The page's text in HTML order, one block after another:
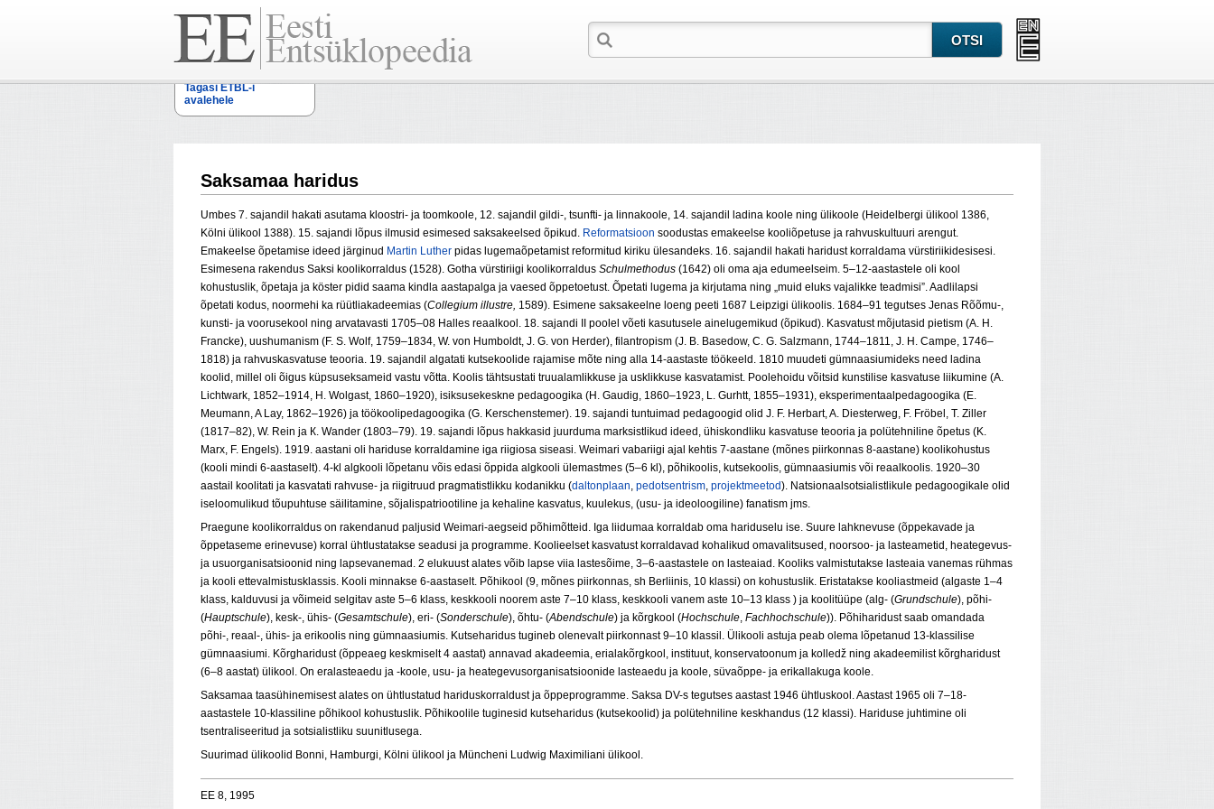
Tagasi ETBL-i
avalehele
Saksamaa haridus
Umbes 7. sajandil hakati asutama kloostri- ja toomkoole, 12. sajandil gildi-, tsunfti- ja linnakoole, 14. sajandil ladina koole ning ülikoole (Heidelbergi ülikool 1386,
Kölni ülikool 1388). 15. sajandi lõpus ilmusid esimesed saksakeelsed õpikud. Reformatsioon soodustas emakeelse kooliõpetuse ja rahvuskultuuri arengut.
Emakeelse õpetamise ideed järginud Martin Luther pidas lugemaõpetamist reformitud kiriku ülesandeks. 16. sajandil hakati haridust korraldama vürstiriikidesisesi.
Esimesena rakendus Saksi koolikorraldus (1528). Gotha vürstiriigi koolikorraldus Schulmethodus (1642) oli oma aja edumeelseim. 5–12-aastastele oli kool
kohustuslik, õpetaja ja köster pidid saama kindla aastapalga ja vaesed õppetoetust. Õpetati lugema ja kirjutama ning „muid eluks vajalikke teadmisi”. Aadlilapsi
õpetati kodus, noormehi ka rüütliakadeemias (Collegium illustre, 1589). Esimene saksakeelne loeng peeti 1687 Leipzigi ülikoolis. 1684–91 tegutses Jenas Rõõmu-,
kunsti- ja voorusekool ning arvatavasti 1705–08 Halles reaalkool. 18. sajandi II poolel võeti kasutusele ainelugemikud (õpikud). Kasvatust mõjutasid pietism (A. H.
Francke), uushumanism (F. S. Wolf, 1759–1834, W. von Humboldt, J. G. von Herder), filantropism (J. В. Basedow, С. G. Salzmann, 1744–1811, J. H. Campe, 1746–
1818) ja rahvuskasvatuse teooria. 19. sajandil algatati kutsekoolide rajamise mõte ning alla 14-aastaste töökeeld. 1810 muudeti gümnaasiumideks need ladina
koolid, millel oli õigus küpsuseksameid vastu võtta. Koolis tähtsustati truualamlikkuse ja usklikkuse kasvatamist. Poolehoidu võitsid kunstilise kasvatuse liikumine (A.
Lichtwark, 1852–1914, H. Wolgast, 1860–1920), isiksusekeskne pedagoogika (H. Gaudig, 1860–1923, L. Gurhtt, 1855–1931), eksperimentaalpedagoogika (E.
Meumann, A Lay, 1862–1926) ja töökoolipedagoogika (G. Kerschenstemer). 19. sajandi tuntuimad pedagoogid olid J. F. Herbart, A. Diesterweg, F. Fröbel, T. Ziller
(1817–82), W. Rein ja К. Wander (1803–79). 19. sajandi lõpus hakkasid juurduma marksistlikud ideed, ühiskondliku kasvatuse teooria ja polütehniline õpetus (K.
Marx, F. Engels). 1919. aastani oli hariduse korraldamine iga riigiosa siseasi. Weimari vabariigi ajal kehtis 7-aastane (mõnes piirkonnas 8-aastane) koolikohustus
(kooli mindi 6-aastaselt). 4-kl algkooli lõpetanu võis edasi õppida algkooli ülemastmes (5–6 kl), põhikoolis, kutsekoolis, gümnaasiumis või reaalkoolis. 1920–30
aastail koolitati ja kasvatati rahvuse- ja riigitruud pragmatistlikku kodanikku (daltonplaan, pedotsentrism, projektmeetod). Natsionaalsotsialistlikule pedagoogikale olid
iseloomulikud tõupuhtuse säilitamine, sõjalispatriootiline ja kehaline kasvatus, kuulekus, (usu- ja ideoloogiline) fanatism jms.
Praegune koolikorraldus on rakendanud paljusid Weimari-aegseid põhimõtteid. Iga liidumaa korraldab oma hariduselu ise. Suure lahknevuse (õppekavade ja
õppetaseme erinevuse) korral ühtlustatakse seadusi ja programme. Koolieelset kasvatust korraldavad kohalikud omavalitsused, noorsoo- ja lasteametid, heategevus-
ja usuorganisatsioonid ning lapsevanemad. 2 elukuust alates võib lapse viia lastesõime, 3–6-aastastele on lasteaiad. Kooliks valmistutakse lasteaia vanemas rühmas
ja kooli ettevalmistusklassis. Kooli minnakse 6-aastaselt. Põhikool (9, mõnes piirkonnas, sh Berliinis, 10 klassi) on kohustuslik. Eristatakse kooliastmeid (algaste 1–4
klass, kalduvusi ja võimeid selgitav aste 5–6 klass, keskkooli noorem aste 7–10 klass, keskkooli vanem aste 10–13 klass ) ja koolitüüpe (alg- (Grundschule), põhi-
(Hauptschule), kesk-, ühis- (Gesamtschule), eri- (Sonderschule), õhtu- (Abendschule) ja kõrgkool (Hochschule, Fachhochschule)). Põhiharidust saab omandada
põhi-, reaal-, ühis- ja erikoolis ning gümnaasiumis. Kutseharidus tugineb olenevalt piirkonnast 9–10 klassil. Ülikooli astuja peab olema lõpetanud 13-klassilise
gümnaasiumi. Kõrgharidust (õppeaeg keskmiselt 4 aastat) annavad akadeemia, erialakõrgkool, instituut, konservatoonum ja kolledž ning akadeemilist kõrgharidust
(6–8 aastat) ülikool. On eralasteaedu ja -koole, usu- ja heategevusorganisatsioonide lasteaedu ja koole, süvaõppe- ja erikallakuga koole.
Saksamaa taasühinemisest alates on ühtlustatud hariduskorraldust ja õppeprogramme. Saksa DV-s tegutses aastast 1946 ühtluskool. Aastast 1965 oli 7–18-
aastastele 10-klassiline põhikool kohustuslik. Põhikoolile tuginesid kutseharidus (kutsekoolid) ja polütehniline keskhandus (12 klassi). Hariduse juhtimine oli
tsentraliseeritud ja sotsialistliku suunitlusega.
Suurimad ülikoolid Bonni, Hamburgi, Kölni ülikool ja Müncheni Ludwig Maximiliani ülikool.
EE 8, 1995